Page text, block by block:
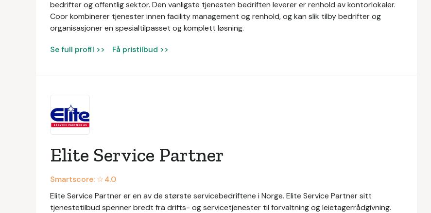
bedrifter og offentlig sektor. Den vanligste tjenesten bedriften leverer er renhold av kontorlokaler.
Coor kombinerer tjenester innen facility management og renhold, og kan slik tilby bedrifter og
organisasjoner en spesialtilpasset og komplett løsning.
Se full profil >> Få pristilbud >>
Elite Service Partner
Smartscore: ☆4.0
Elite Service Partner er en av de største servicebedriftene i Norge. Elite Service Partner sitt
tjenestetilbud spenner bredt fra drifts- og servicetjenester til forvaltning og leietagerrådgivning.